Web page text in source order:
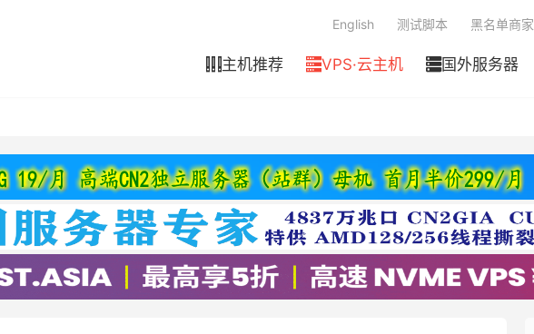
主机推荐 VPS·云主机 国外服务器
English 测试脚本 黑名单商家